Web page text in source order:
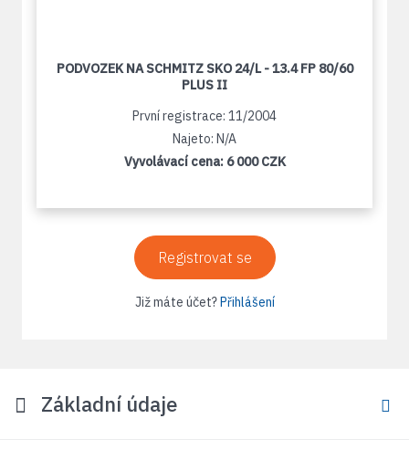
PODVOZEK NA SCHMITZ SKO 24/L - 13.4 FP 80/60
PLUS II
První registrace: 11/2004
Najeto: N/A
Vyvolávací cena: 6 000 CZK
Registrovat se
Již máte účet?Přihlášení
Základní údaje